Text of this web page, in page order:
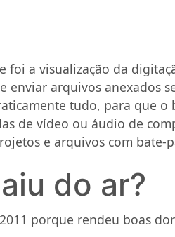
foi a visualização da
arquivos anexados
tudo, para que
de vídeo ou áudio de
e arquivos com
do ar?
porque rendeu boas